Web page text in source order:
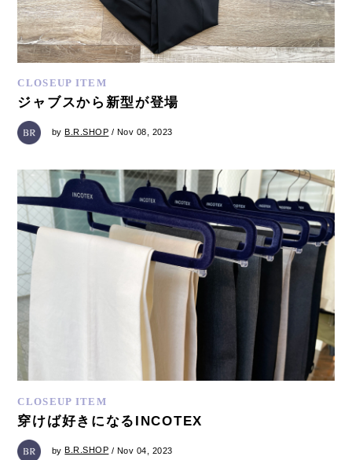
CLOSEUP ITEM
ジャブスから新型が登場
byB.R.SHOP / Nov 08, 2023
CLOSEUP ITEM
穿けば好きになるINCOTEX
by B.R.SHOP / Nov 04, 2023